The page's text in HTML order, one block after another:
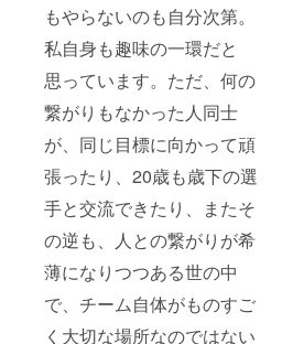
もやらないのも自分次第。
私自身も趣味の一環だと
思っています。ただ、何の
繋がりもなかった人同士
が、同じ目標に向かって頑
張ったり、20歳も歳下の選
手と交流できたり、またそ
の逆も、人との繋がりが希
薄になりつつある世の中
で、チーム自体がものすご
く大切な場所なのではない